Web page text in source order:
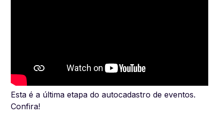
Esta é a última etapa do autocadastro de eventos.
Confira!